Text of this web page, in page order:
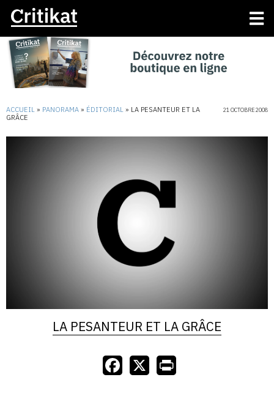
ACCUEIL » PANORAMA » ÉDITORIAL » LA PESANTEUR ET LA
GRÂCE
21 OCTOBRE 2008
LA PESANTEUR ET LA GRÂCE